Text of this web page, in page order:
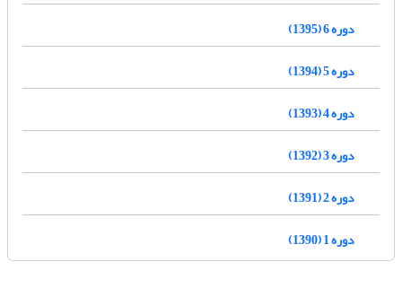
دوره 6 (1395)
دوره 5 (1394)
دوره 4 (1393)
دوره 3 (1392)
دوره 2 (1391)
دوره 1 (1390)